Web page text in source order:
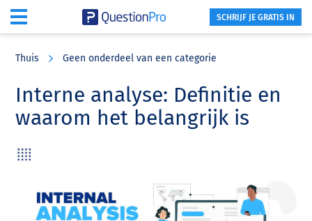
content
sidebar
SCHRIJF JE GRATIS IN
Thuis Geen onderdeel van een categorie
Interne analyse: Definitie en
waarom het belangrijk is